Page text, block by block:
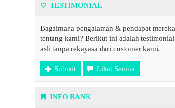
TESTIMONIAL
Bagaimana pengalaman & pendapat mereka
tentang kami? Berikut ini adalah testimonial
asli tanpa rekayasa dari customer kami.
Submit Lihat Semua
INFO BANK